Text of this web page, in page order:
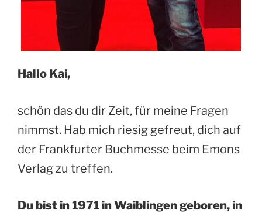
Hallo Kai,
schön das du dir Zeit, für meine Fragen
nimmst. Hab mich riesig gefreut, dich auf
der Frankfurter Buchmesse beim Emons
Verlag zu treffen.
Du bist in 1971 in Waiblingen geboren, in